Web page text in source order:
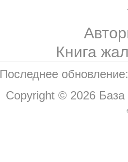
Книга
Последнее
Copyright © 2026 База